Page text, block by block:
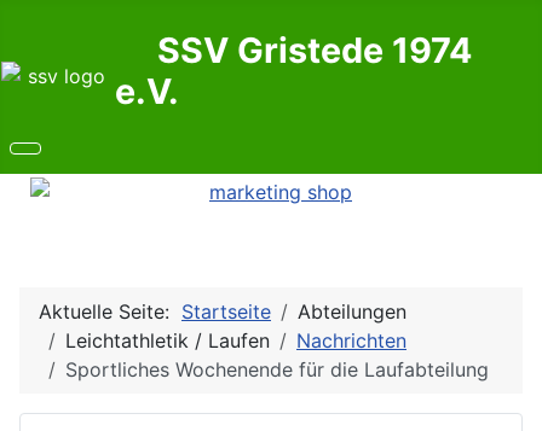
SSV Gristede 1974
e.V.
Aktuelle Seite: Startseite
Abteilungen
Leichtathletik / Laufen
Nachrichten
Sportliches Wochenende für die Laufabteilung